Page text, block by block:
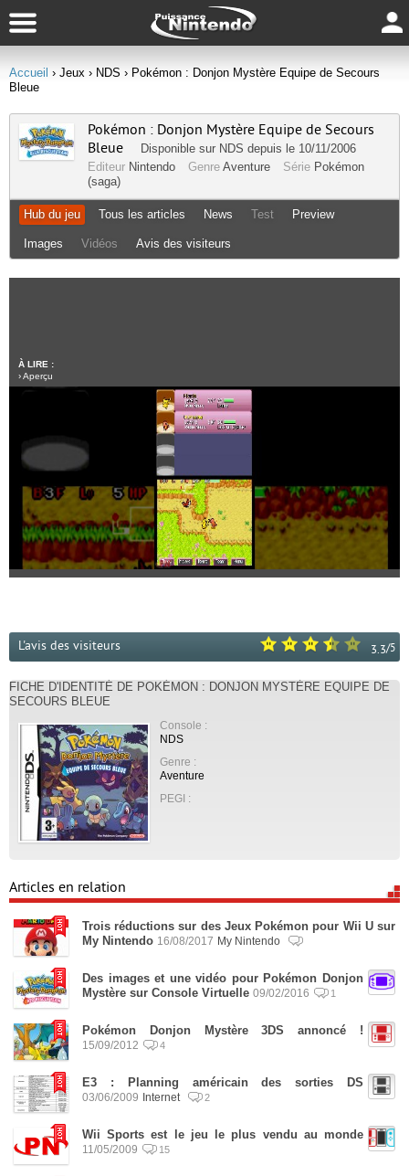
Accueil › Jeux › NDS › Pokémon : Donjon Mystère Equipe de Secours
Bleue
Pokémon : Donjon Mystère Equipe de Secours
Bleue
Disponible sur NDS depuis le 10/11/2006
Editeur Nintendo Genre Aventure Série Pokémon
(saga)
Hub du jeu Tous les articles News Test Preview
Images Vidéos Avis des visiteurs
À LIRE :
›Aperçu
3.3/5
L'avis des visiteurs
FICHE D'IDENTITÉ DE POKÉMON : DONJON MYSTÈRE EQUIPE DE
SECOURS BLEUE
Console :
NDS
Genre :
Aventure
PEGI :
Articles en relation
Trois réductions sur des Jeux Pokémon pour Wii U sur
My Nintendo 16/08/2017 My Nintendo
Des images et une vidéo pour Pokémon Donjon
Mystère sur Console Virtuelle 09/02/2016 1
Pokémon Donjon Mystère 3DS annoncé !
15/09/2012 4
E3 : Planning américain des sorties DS
03/06/2009 Internet 2
Wii Sports est le jeu le plus vendu au monde
11/05/2009 15